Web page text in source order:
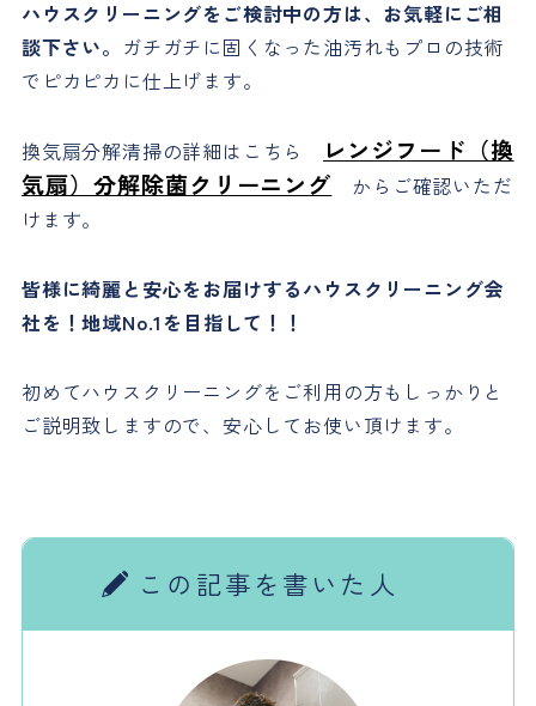
ハウスクリーニングをご検討中の方は、お気軽にご相
談下さい。 ガチガチに固くなった油汚れもプロの技術
でピカピカに仕上げます。
換気扇分解清掃の詳細はこちら
レンジフード（換
気扇）分解除菌クリーニング からご確認いただ
けます。
皆様に綺麗と安心をお届けするハウスクリーニング会
社を！地域No.1を目指して！！
初めてハウスクリーニングをご利用の方もしっかりと
ご説明致しますので、安心してお使い頂けます。
この記事を書いた人